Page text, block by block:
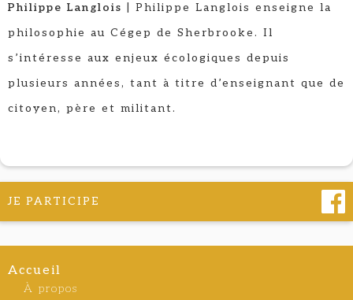
Philippe Langlois
| Philippe Langlois enseigne la
philosophie au Cégep de Sherbrooke. Il
s’intéresse aux enjeux écologiques depuis
plusieurs années, tant à titre d’enseignant que de
citoyen, père et militant.
JE PARTICIPE
Accueil
À propos